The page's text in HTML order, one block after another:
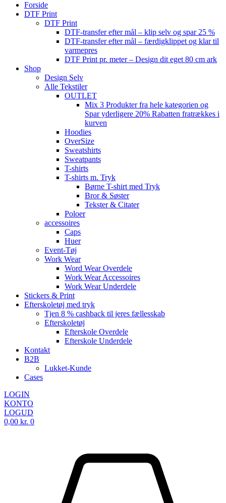
Forside
DTF Print
DTF Print
DTF-transfer efter mål – klip selv og spar 25 %
DTF-transfer efter mål – færdigklippet og klar til
varmepres
DTF Print pr. meter – Design dit eget 80 cm ark
Shop
Design Selv
Alle Tekstiler
OUTLET
Mix 3 Produkter fra hele kategorien og
Spar yderligere 20% Rabatten fratrækkes i
kurven
Hoodies
OverSize
Sweatshirts
Sweatpants
T-shirts
T-shirts m. Tryk
Børne T-shirt med Tryk
Bror & Søster
Tekster & Citater
Poloer
accessoires
Caps
Huer
Event-Tøj
Work Wear
Word Wear Overdele
Work Wear Accessoires
Work Wear Underdele
Stickers & Print
Efterskoletøj med tryk
Tjen 8 % cashback til jeres fællesskab
Efterskoletøj
Efterskole Overdele
Efterskole Underdele
Kontakt
B2B
Lukket-Kunde
Cases
LOGIN
KONTO
LOGUD
0,00 kr. 0